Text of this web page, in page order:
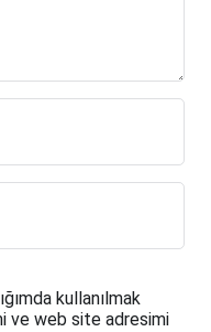
kullanılmak
ve web site adresimi